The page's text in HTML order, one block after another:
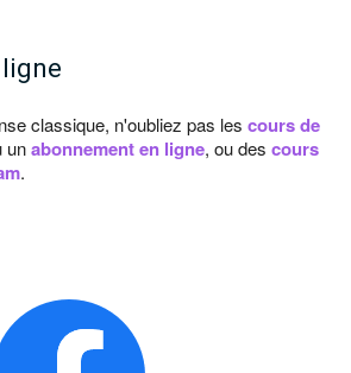
classique, n'oubliez pas les cours de
unabonnement en ligne, ou des cours
.